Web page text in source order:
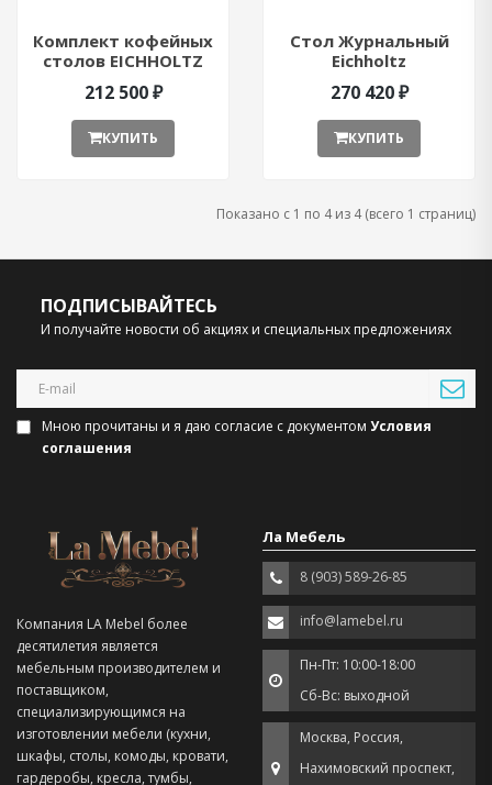
Комплект кофейных
столов EICHHOLTZ
Lauren
212 500 ₽
КУПИТЬ
Стол Журнальный
Eichholtz
270 420 ₽
КУПИТЬ
Показано с 1 по 4 из 4 (всего 1 страниц)
ПОДПИСЫВАЙТЕСЬ
И получайте новости об акциях и специальных предложениях
Мною прочитаны и я даю согласие с документом Условия
соглашения
Компания LA Mebel более
десятилетия является
мебельным производителем и
поставщиком,
специализирующимся на
изготовлении мебели (кухни,
шкафы, столы, комоды, кровати,
гардеробы, кресла, тумбы,
Ла Мебель
8 (903) 589-26-85
info@lamebel.ru
Пн-Пт: 10:00-18:00
Сб-Вс: выходной
Москва, Россия,
Нахимовский проспект,